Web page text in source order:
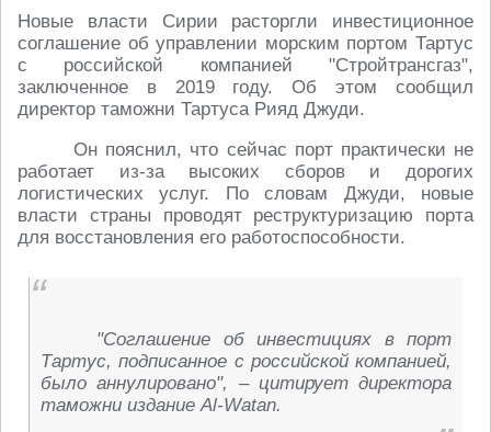
Новые власти Сирии расторгли инвестиционное
соглашение об управлении морским портом Тартус
с российской компанией "Стройтрансгаз",
заключенное в 2019 году. Об этом сообщил
директор таможни Тартуса Рияд Джуди.
Он пояснил, что сейчас порт практически не
работает из-за высоких сборов и дорогих
логистических услуг. По словам Джуди, новые
власти страны проводят реструктуризацию порта
для восстановления его работоспособности.
"Соглашение об инвестициях в порт
Тартус, подписанное с российской компанией,
было аннулировано", – цитирует директора
таможни издание Al-Watan.